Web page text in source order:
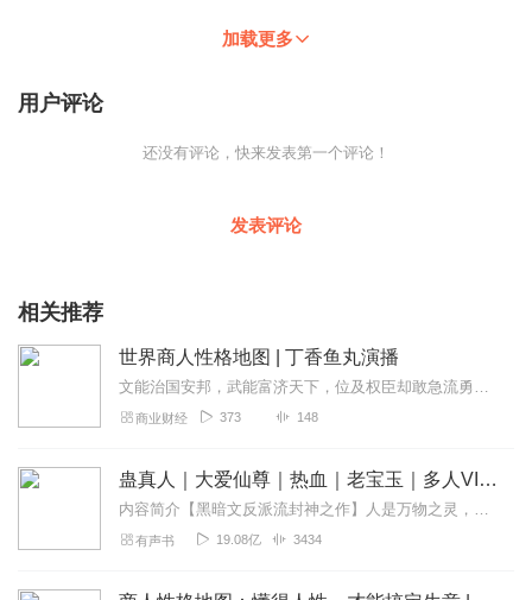
加载更多
用户评论
还没有评论，快来发表第一个评论！
发表评论
相关推荐
世界商人性格地图 | 丁香鱼丸演播
文能治国安邦，武能富济天下，位及权臣却敢急流勇退，从商致富却愿散尽家财。可以说，范蠡实现了每个男人的梦想。作为“商圣”、“商界鼻祖”，他毅然决然的“辞官下海”成...
商业财经 373 148
蛊真人｜大爱仙尊｜热血｜老宝玉｜多人VIP免费有声剧
内容简介【黑暗文反派流封神之作】人是万物之灵，蛊是天地真精。一个穿越者不断重生的故事。一个养蛊、炼蛊、用蛊的奇特世界。配音组（男角色）老宝玉旁白...
有声书 19.08亿 3434